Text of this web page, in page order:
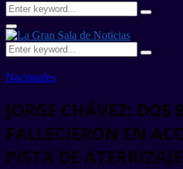
Search
for:
Search
Primary
Menu
Search
for:
Search
Nacionales
JORGE CHÁVEZ: DOS
FALLECIERON EN
PISTA DE ATERRIZAJE